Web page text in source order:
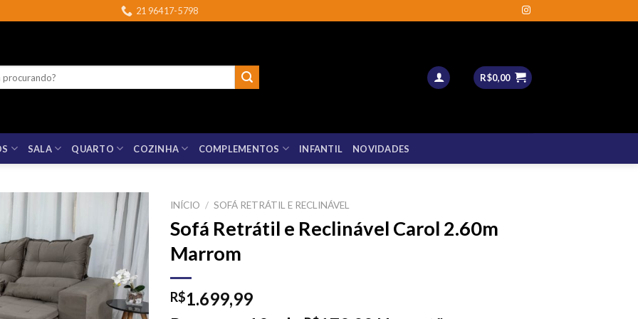
21 96417-5798
R$0,00
SALA QUARTO COZINHA COMPLEMENTOS INFANTIL NOVIDADES
INÍCIO / SOFÁ RETRÁTIL E RECLINÁVEL
Sofá Retrátil e Reclinável Carol 2.60m
Marrom
R$1.699,99